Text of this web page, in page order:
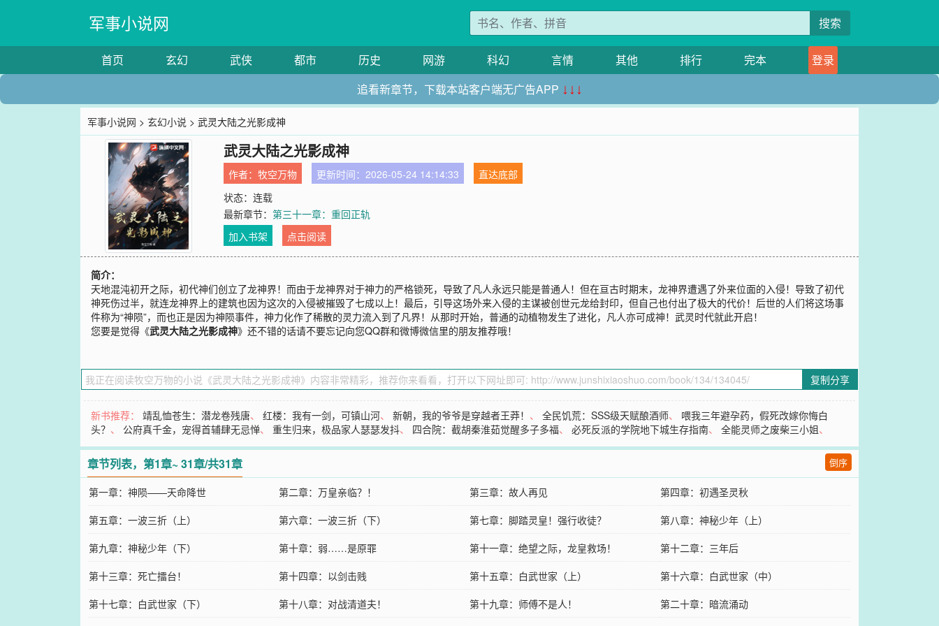
军事小说网 搜索
首页 玄幻 武侠 都市 历史 网游 科幻 言情 其他 排行 完本
登录
追看新章节，下载本站客户端无广告APP ↓↓↓
军事小说网 >玄幻小说 > 武灵大陆之光影成神
武灵大陆之光影成神
作者：牧空万物 更新时间：2026-05-24 14:14:33
直达底部
状态：连载
最新章节：第三十一章：重回正轨
加入书架
点击阅读
简介：
天地混沌初开之际，初代神们创立了龙神界！而由于龙神界对于神力的严格锁死，导致了凡人永远只能是普通人！但在亘古时期末，龙神界遭遇了外来位面的入侵！导致了初代
神死伤过半，就连龙神界上的建筑也因为这次的入侵被摧毁了七成以上！最后，引导这场外来入侵的主谋被创世元龙给封印，但自己也付出了极大的代价！后世的人们将这场事
件称为“神陨”，而也正是因为神陨事件，神力化作了稀散的灵力流入到了凡界！从那时开始，普通的动植物发生了进化，凡人亦可成神！武灵时代就此开启！
您要是觉得《武灵大陆之光影成神》还不错的话请不要忘记向您QQ群和微博微信里的朋友推荐哦！
复制分享
新书推荐：靖乱恤苍生：潜龙卷残唐、红楼：我有一剑，可镇山河、新朝，我的爷爷是穿越者王莽！ 、全民饥荒：SSS级天赋酿酒师、 喂我三年避孕药，假死改嫁你悔白
头？ 、 公府真千金，宠得首辅肆无忌惮、重生归来，极品家人瑟瑟发抖、 四合院：截胡秦淮茹觉醒多子多福、必死反派的学院地下城生存指南、全能灵师之废柴三小姐、
章节列表，第1章~ 31章/共31章 倒序
第一章：神陨——天命降世 第二章：万皇亲临？！ 第三章：故人再见
第四章：初遇圣灵秋
第五章：一波三折（上）
第六章：一波三折（下） 第七章：脚踏灵皇！强行收徒？
第八章：神秘少年（上）
第九章：神秘少年（下）
第十章：弱……是原罪 第十一章：绝望之际，龙皇救场！
第十二章：三年后
第十三章：死亡擂台！
第十四章：以剑击贱 第十五章：白武世家（上）
第十六章：白武世家（中）
第十七章：白武世家（下）
第十八章：对战清道夫！ 第十九章：师傅不是人！
第二十章：暗流涌动